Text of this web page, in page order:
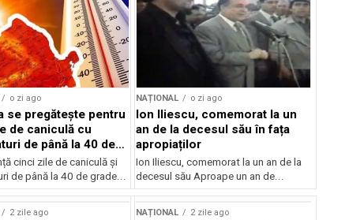
o zi ago
se pregătește pentru
de caniculă cu
de până la 40 de
cinci zile de caniculă și
de până la 40 de grade...
NAȚIONAL o zi ago
Ion Iliescu, comemorat la un
an de la decesul său în fața
apropiaților
Ion Iliescu, comemorat la un an de la
decesul său Aproape un an de...
2 zile ago NAȚIONAL 2 zile ago